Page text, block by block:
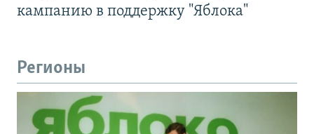
кампанию в поддержку "Яблока"
Регионы